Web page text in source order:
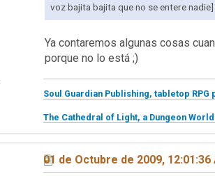
voz bajita bajita que no se entere nadie]
Ya contaremos algunas cosas
porque no lo está ;)
Soul Guardian Publishing, tabletop RPG
The Cathedral of Light, a Dungeon
01 de Octubre de 2009, 12:01:36